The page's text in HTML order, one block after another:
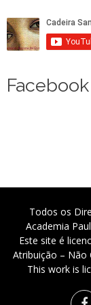
Facebook
Todos os
Academia
Este site é
Atribuição – Não
This work is